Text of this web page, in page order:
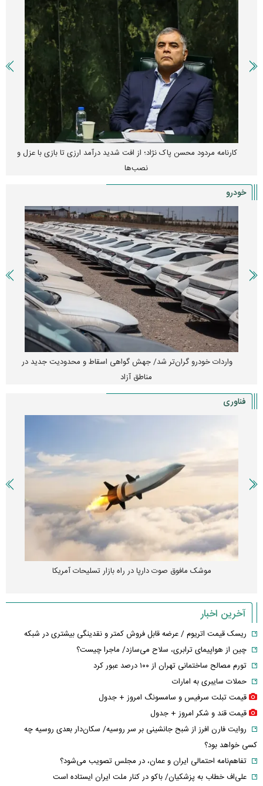
کارنامه مردود محسن پاک‌ نژاد؛ از افت شدید درآمد ارزی تا بازی با عزل و
نصب‌ها
خودرو
واردات خودرو گران‌تر شد/ جهش گواهی اسقاط و محدودیت جدید در
مناطق آزاد
فناوری
موشک مافوق صوت دارپا در راه بازار تسلیحات آمریکا
آخرین اخبار
ریسک قیمت اتریوم / عرضه قابل فروش کمتر و نقدینگی بیشتری در شبکه
چین از هواپیمای ترابری، سلاح می‌سازد/ ماجرا چیست؟
تورم مصالح ساختمانی تهران از ۱۰۰ درصد عبور کرد
حملات سایبری به امارات
قیمت تبلت سرفیس و سامسونگ امروز + جدول
قیمت قند و شکر امروز + جدول
روایت فارن افرز از شبح جانشینی بر سر روسیه/ سکان‌دار بعدی روسیه چه
کسی خواهد بود؟
تفاهم‌نامه احتمالی ایران و عمان، در مجلس تصویب می‌شود؟
علی‌اف خطاب به پزشکیان/ باکو در کنار ملت ایران ایستاده است